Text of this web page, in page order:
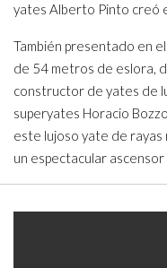
yates Alberto Pinto creó
También presentado en
de 54 metros de eslora,
constructor de yates de
superyates Horacio
este lujoso yate de rayas
un espectacular